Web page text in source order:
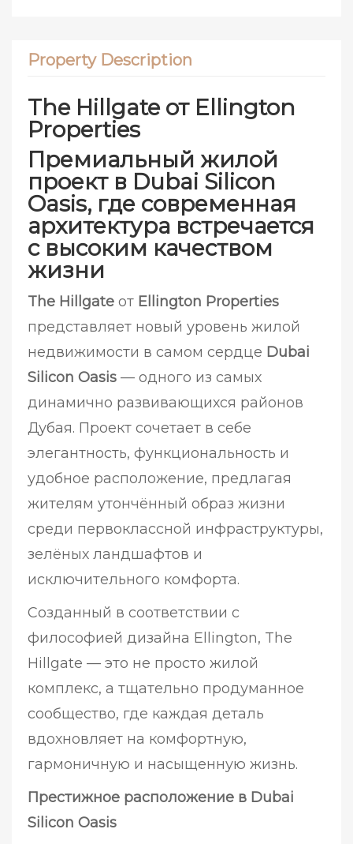
Property Description
The Hillgate от Ellington
Properties
Премиальный жилой
проект в Dubai Silicon
Oasis, где современная
архитектура встречается
с высоким качеством
жизни
The Hillgate от Ellington Properties
представляет новый уровень жилой
недвижимости в самом сердце Dubai
Silicon Oasis — одного из самых
динамично развивающихся районов
Дубая. Проект сочетает в себе
элегантность, функциональность и
удобное расположение, предлагая
жителям утончённый образ жизни
среди первоклассной инфраструктуры,
зелёных ландшафтов и
исключительного комфорта.
Созданный в соответствии с
философией дизайна Ellington, The
Hillgate — это не просто жилой
комплекс, а тщательно продуманное
сообщество, где каждая деталь
вдохновляет на комфортную,
гармоничную и насыщенную жизнь.
Престижное расположение в Dubai
Silicon Oasis